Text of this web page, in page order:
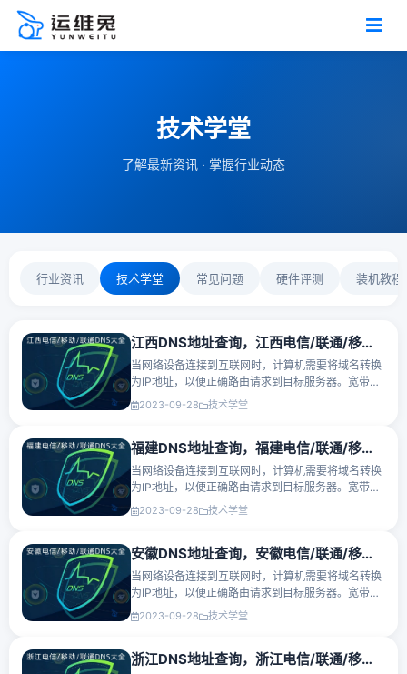
技术学堂
了解最新资讯 · 掌握行业动态
行业资讯 技术学堂 常见问题 硬件评测 装机教程
江西DNS地址查询，江西电信/联通/移动DNS服务器地址大全
当网络设备连接到互联网时，计算机需要将域名转换
为IP地址，以便正确路由请求到目标服务器。宽带运
营商会提供主要的DNS服务器地址和备用的DNS服务
器地址，以确保网络的稳定性和可靠性。以下是江西
2023-09-28 技术学堂
福建DNS地址查询，福建电信/联通/移动DNS服务器地址大全
当网络设备连接到互联网时，计算机需要将域名转换
为IP地址，以便正确路由请求到目标服务器。宽带运
营商会提供主要的DNS服务器地址和备用的DNS服务
器地址，以确保网络的稳定性和可靠性。以下是福建
2023-09-28 技术学堂
安徽DNS地址查询，安徽电信/联通/移动DNS服务器地址大全
当网络设备连接到互联网时，计算机需要将域名转换
为IP地址，以便正确路由请求到目标服务器。宽带运
营商会提供主要的DNS服务器地址和备用的DNS服务
器地址，以确保网络的稳定性和可靠性。以下是安徽
2023-09-28 技术学堂
浙江DNS地址查询，浙江电信/联通/移动DNS服务器地址大全